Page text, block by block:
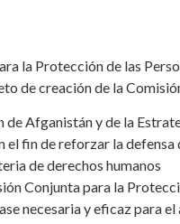
la Protección de las
de creación de la
de Afganistán y de la
el fin de reforzar la defensa
de derechos humanos
Conjunta para la
necesaria y eficaz para el